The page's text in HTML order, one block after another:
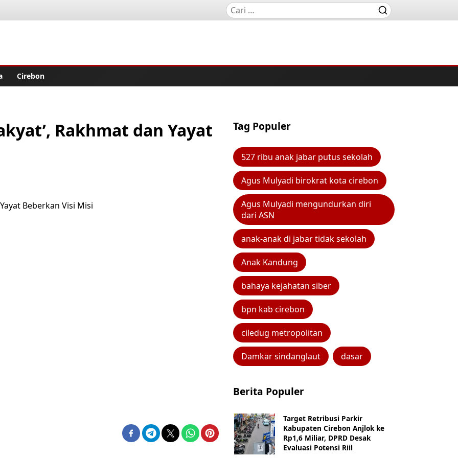
Cirebon
Rakhmat dan Yayat
Tag Populer
527 ribu anak jabar putus sekolah
Agus Mulyadi birokrat kota cirebon
Agus Mulyadi mengundurkan diri
dari ASN
anak-anak di jabar tidak sekolah
Anak Kandung
bahaya kejahatan siber
bpn kab cirebon
ciledug metropolitan
Damkar sindanglaut dasar
Berita Populer
Target Retribusi Parkir
Kabupaten Cirebon Anjlok ke
Rp1,6 Miliar, DPRD Desak
Evaluasi Potensi Riil